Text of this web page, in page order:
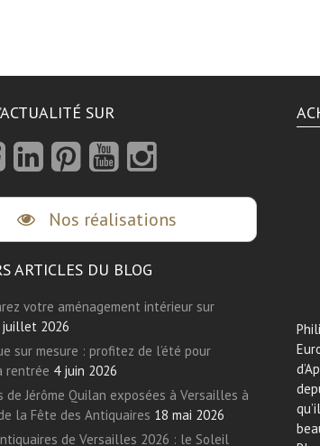
SUR
Nos réalisations
ARTICLES DU BLOG
votre aménagement intérieur sur
juillet 2026
sur mesure : profitez de l’été pour
rentrée 4 juin 2026
de Jérôme Quilan exposées à Versailles à
la Fête des Antiquaires 18 mai 2026
de Versailles 2026 : le Soleil